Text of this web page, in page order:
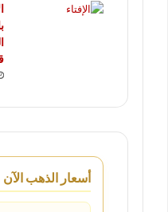
أسعار الذهب الآن